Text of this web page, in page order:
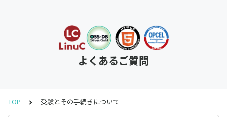
よくあるご質問
TOP 受験とその手続きについて